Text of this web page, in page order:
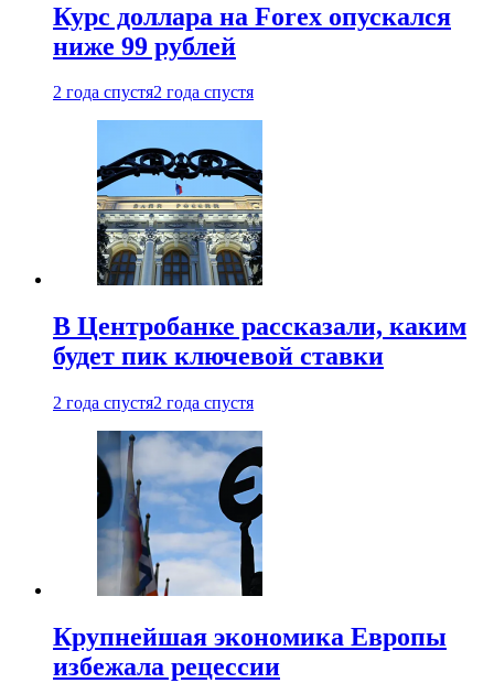
Курс доллара на Forex опускался
ниже 99 рублей
2 года спустя2 года спустя
В Центробанке рассказали, каким
будет пик ключевой ставки
2 года спустя2 года спустя
Крупнейшая экономика Европы
избежала рецессии